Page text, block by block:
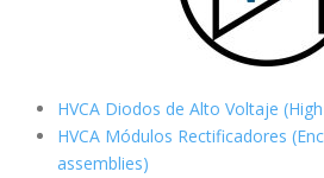
HVCA Diodos de Alto Voltaje
HVCA Módulos Rectificadores
assemblies)